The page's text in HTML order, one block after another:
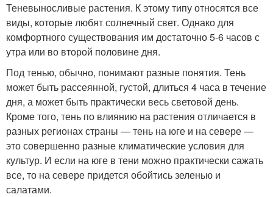
Теневыносливые растения. К этому типу относятся все
виды, которые любят солнечный свет. Однако для
комфортного существования им достаточно 5-6 часов с
утра или во второй половине дня.
Под тенью, обычно, понимают разные понятия. Тень
может быть рассеянной, густой, длиться 4 часа в течение
дня, а может быть практически весь световой день.
Кроме того, тень по влиянию на растения отличается в
разных регионах страны — тень на юге и на севере —
это совершенно разные климатические условия для
культур. И если на юге в тени можно практически сажать
все, то на севере придется обойтись зеленью и
салатами.